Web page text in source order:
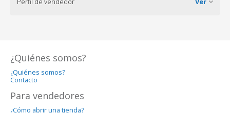
¿Quiénes somos?
¿Quiénes somos?
Contacto
Para vendedores
¿Cómo abrir una tienda?